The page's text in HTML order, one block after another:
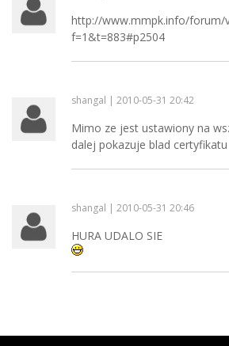
http://www.mmpk.info/forum/
f=1&t=883#p2504
shangal | 2010-05-31 20:42
Mimo ze jest ustawiony na
dalej pokazuje blad certyfikatu
shangal | 2010-05-31 20:46
HURA UDALO SIE